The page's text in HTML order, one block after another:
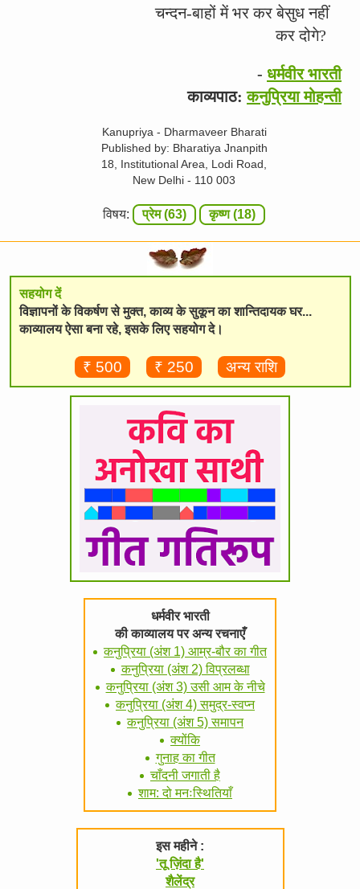
चन्दन-बाहों में भर कर बेसुध नहीं
कर दोगे?
- धर्मवीर भारती
काव्यपाठ:कनुप्रिया मोहन्ती
Kanupriya - Dharmaveer Bharati
Published by: Bharatiya Jnanpith
18, Institutional Area, Lodi Road,
New Delhi - 110 003
विषय: प्रेम (63) कृष्ण (18)
सहयोग दें
विज्ञापनों के विकर्षण से मुक्त, काव्य के सुकून का शान्तिदायक घर...
काव्यालय ऐसा बना रहे, इसके लिए सहयोग दे।
₹ 500 ₹ 250 अन्य राशि
धर्मवीर भारती
की काव्यालय पर अन्य रचनाएँ
कनुप्रिया (अंश 1) आम्र-बौर का गीत
कनुप्रिया (अंश 2) विप्रलब्धा
कनुप्रिया (अंश 3) उसी आम के नीचे
कनुप्रिया (अंश 4) समुद्र-स्वप्न
कनुप्रिया (अंश 5) समापन
क्योंकि
गुनाह का गीत
चाँदनी जगाती है
शाम: दो मनःस्थितियाँ
इस महीने :
'तू ज़िंदा है'
शैलेंद्र